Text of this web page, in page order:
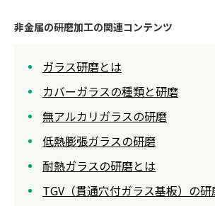
非金属の研磨加工の関連コンテンツ
ガラス研磨とは
カバーガラスの種類と研磨
無アルカリガラスの研磨
低熱膨張ガラスの研磨
耐熱ガラスの研磨とは
TGV（貫通穴付ガラス基板）の研